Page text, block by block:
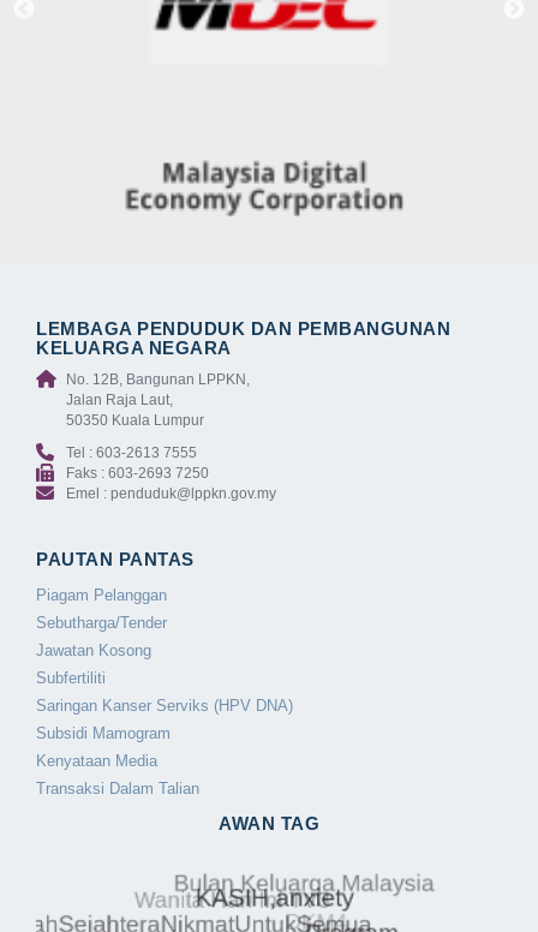
LEMBAGA PENDUDUK DAN PEMBANGUNAN
KELUARGA NEGARA
No. 12B, Bangunan LPPKN,
Jalan Raja Laut,
50350 Kuala Lumpur
Tel : 603-2613 7555
Faks : 603-2693 7250
Emel : penduduk@lppkn.gov.my
PAUTAN PANTAS
Piagam Pelanggan
Sebutharga/Tender
Jawatan Kosong
Subfertiliti
Saringan Kanser Serviks (HPV DNA)
Subsidi Mamogram
Kenyataan Media
Transaksi Dalam Talian
AWAN TAG